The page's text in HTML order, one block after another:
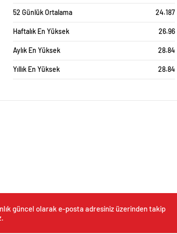
52 Günlük Ortalama 24.187
Haftalık En Yüksek 26.96
Aylık En Yüksek 28.84
Yıllık En Yüksek 28.84
güncel olarak e-posta adresiniz üzerinden takip